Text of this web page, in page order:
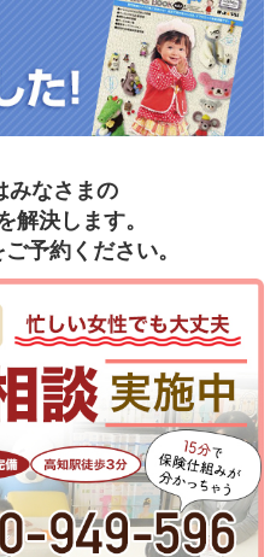
みなさまの
解決します。
ご予約ください。